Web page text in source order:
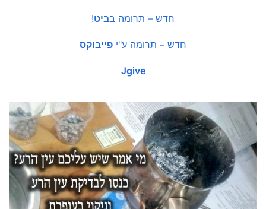
חדש – תרומה בביט!
חדש – תרומה ע"י פייבוקס
Jgive